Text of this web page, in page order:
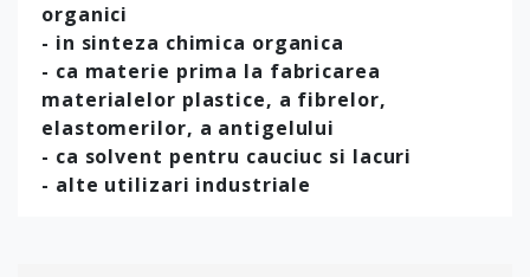
organici
- in sinteza chimica organica
- ca materie prima la fabricarea
materialelor plastice, a fibrelor,
elastomerilor, a antigelului
- ca solvent pentru cauciuc si lacuri
- alte utilizari industriale